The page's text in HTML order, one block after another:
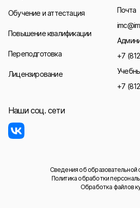
Обучение и аттестация
Повышение квалификации
Переподготовка
Лицензирование
Почта
+7
+7
Наши соц. сети
Сведения об образовательной
Политика обработки
Обработка файлов